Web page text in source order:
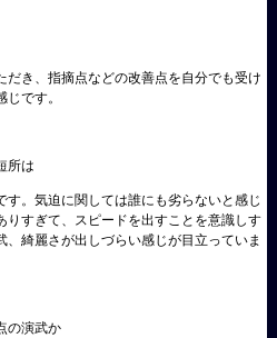
き、指摘点などの改善点を自分でも受け
です。
所は
。気迫に関しては誰にも劣らないと感じ
りすぎて、スピードを出すことを意識しす
、綺麗さが出しづらい感じが目立っていま
の演武か